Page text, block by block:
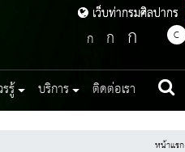
เว็บท่ากรมศิลปากร
เว็บท่ากรมศิลปากร
ก ก ก C
รู้ บริการ ติดต่อเรา
หน้าแรก